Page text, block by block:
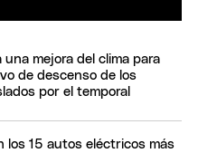
una mejora del clima para
de descenso de los
por el temporal
los 15 autos eléctricos más